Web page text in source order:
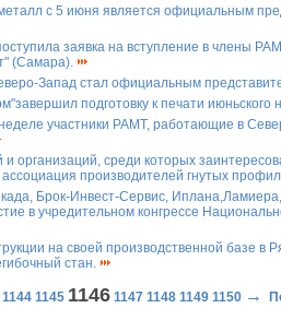
с 5 июня является официальным
заявка на вступление в члены
(Самара).
Запад стал официальным
подготовку к печати июньского
участники РАМТ, работающие в
и организаций, среди которых
производителей гнутых
Брок-Инвест-Сервис,
в учредительном конгрессе
на своей производственной базе в
стан.
1144 1145 1146 1147 1148 1149 1150 →